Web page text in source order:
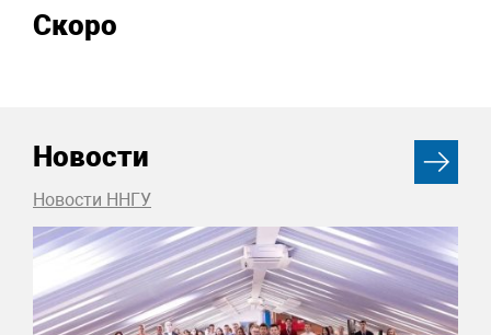
Скоро
Новости
Новости ННГУ